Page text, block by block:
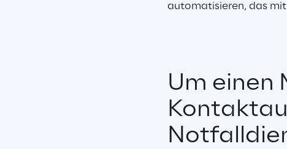
automatisieren, das
Um einen